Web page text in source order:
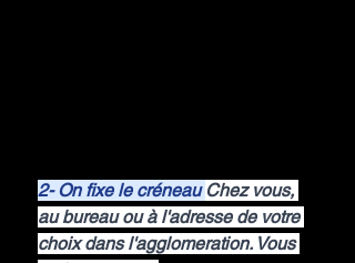
2- On fixe le créneau Chez vous,
au bureau ou à l'adresse de votre
choix dans l'agglomeration. Vous